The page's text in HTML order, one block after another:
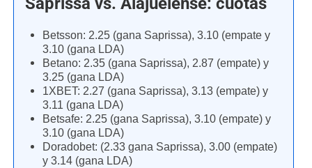
Betsson: 2.25 (gana Saprissa), 3.10 (empate y
3.10 (gana LDA)
Betano: 2.35 (gana Saprissa), 2.87 (empate) y
3.25 (gana LDA)
1XBET: 2.27 (gana Saprissa), 3.13 (empate) y
3.11 (gana LDA)
Betsafe: 2.25 (gana Saprissa), 3.10 (empate) y
3.10 (gana LDA)
Doradobet: (2.33 gana Saprissa), 3.00 (empate)
y 3.14 (gana LDA)